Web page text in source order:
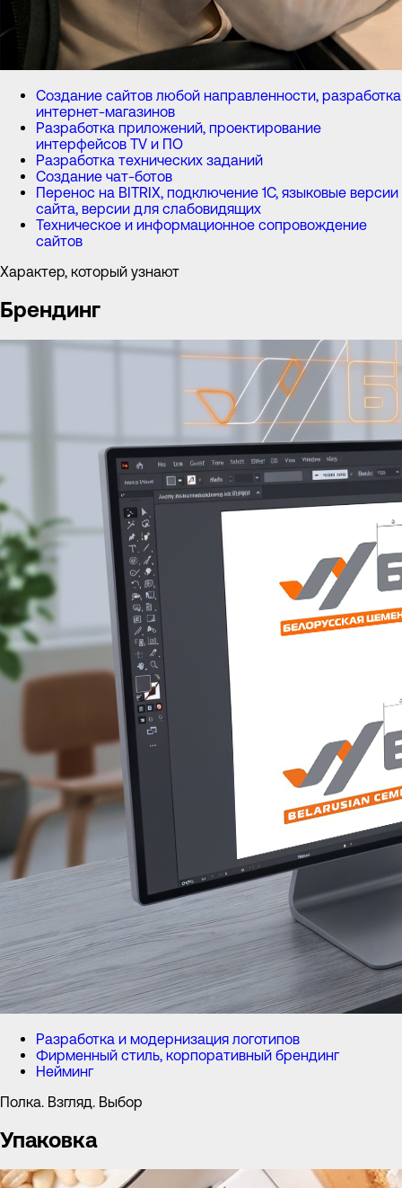
Расскажите о задаче
Иногда нужен большой проект. Иногда — одно точное решение. В
любом случае начнем с главного: поймем задачу, обсудим
возможные варианты и предложим оптимальный путь.
Обсудить проект →
Создание сайтов любой направленности, разработка
интернет-магазинов
Разработка приложений, проектирование
интерфейсов TV и ПО
Разработка технических заданий
Создание чат-ботов
Перенос на BITRIX, подключение 1С, языковые версии
сайта, версии для слабовидящих
Техническое и информационное сопровождение
сайтов
Характер, который узнают
Брендинг
Разработка и модернизация логотипов
Фирменный стиль, корпоративный брендинг
Нейминг
Полка. Взгляд. Выбор
Упаковка